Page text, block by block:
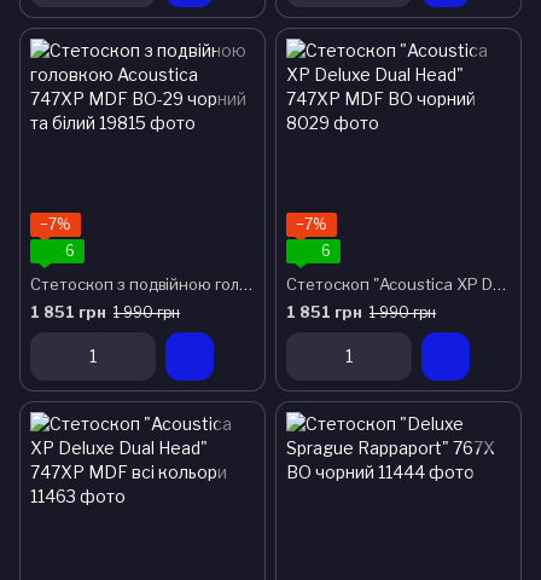
−7%
6
Стетоскоп з подвійною головкою Acoustica 747XP MDF BO-29 чорний та білий
1 851 грн 1 990 грн
−7%
6
Стетоскоп "Acoustica XP Deluxe Dual Head" 747XP MDF ВО чорний
1 851 грн 1 990 грн